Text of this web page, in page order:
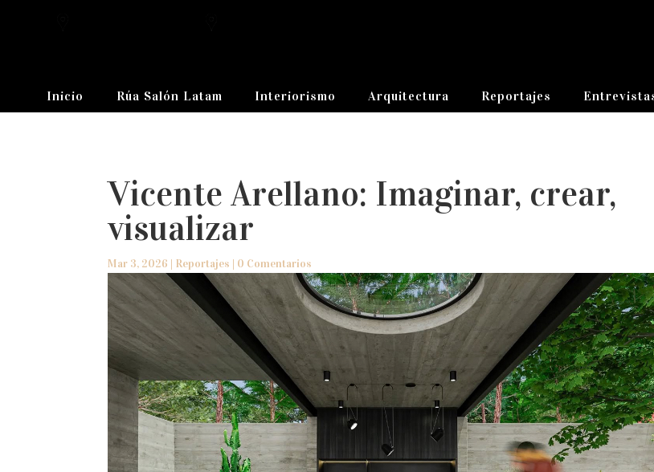
Inicio Rúa Salón Latam Interiorismo Arquitectura Reportajes
Vicente Arellano: Imaginar, crear,
visualizar
Mar 3, 2026 | Reportajes | 0 Comentarios